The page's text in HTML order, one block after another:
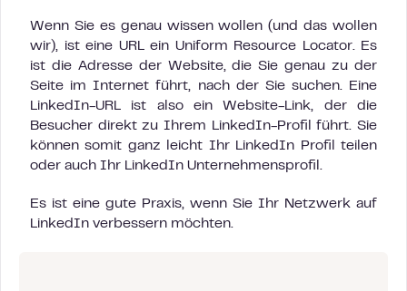
Wenn Sie es genau wissen wollen (und das wollen
wir), ist eine URL ein Uniform Resource Locator. Es
ist die Adresse der Website, die Sie genau zu der
Seite im Internet führt, nach der Sie suchen. Eine
LinkedIn-URL ist also ein Website-Link, der die
Besucher direkt zu Ihrem LinkedIn-Profil führt. Sie
können somit ganz leicht Ihr LinkedIn Profil teilen
oder auch Ihr LinkedIn Unternehmensprofil.
Es ist eine gute Praxis, wenn Sie Ihr Netzwerk auf
LinkedIn verbessern möchten.